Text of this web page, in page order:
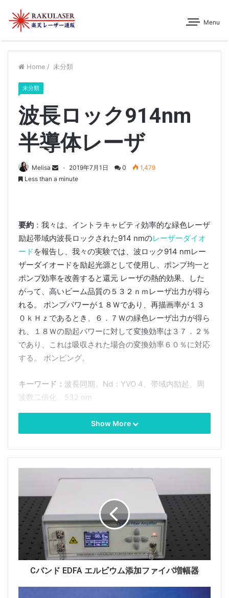
Menu
Home / 未分類
未分類
波長ロック914nm
半導体レーザ
Melisa 2019年7月1日 0
1,479
Less than a minute
要約 ：我々は、イントラキャビティ効率的な緑色レーザ
励起帯域内波長ロックされた914 nmのレーザーダイオ
ード を報告し、我々の実験では、波ロック914 nmレー
ザーダイオードを励起光源として使用し、ポンプ均一と
ポンプ効率を改善すると還元 レーザの熱的効果、した
がって、高いビーム品質の５３２ｎｍレーザ出力が得ら
れる。 ポンプパワーが１８Ｗであり、再描画率が１３
０ｋＨｚであるとき、６．７Ｗの緑色レーザ出力が得ら
れ、１８Ｗの励起パワーに対して変換効率は３７．２％
であり、これは吸収された場合の変換効率６０％に対応
する。 ポンピング。
キーワード ： 波長同期、Nd：YVO 4、帯域内励起、周
波数二倍化、532 nm
熱効果は、固体レーザの性能のさらなる向上を妨げる最
のビーム品質の劣化、熱飽和、さらには結晶の熱クラッ
クの原因にもなります[1]。近年、人々はレーザーの熱
効果を減らす方法を探しています。現在のところ、最も
効果的な方法は、共鳴励起技術であるインバンド励起を
使用することである。これは、より高い励起状態への励
起の代わりに、基底状態原子をレーザーの上位レベルに
直接励起する特定波長の励起光を使用する。共鳴ポンピ
ング法は、励起状態からレーザの上準位への非輻射遷移
Show More
Cバンド EDFA エルビウム添加ファイバ増幅器